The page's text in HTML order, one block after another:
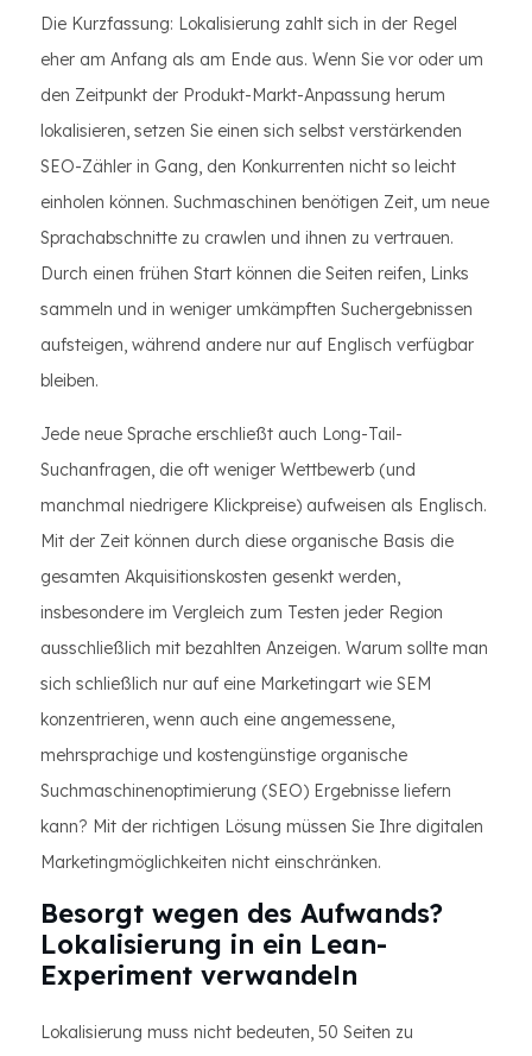
Die Kurzfassung: Lokalisierung zahlt sich in der Regel
eher am Anfang als am Ende aus. Wenn Sie vor oder um
den Zeitpunkt der Produkt-Markt-Anpassung herum
lokalisieren, setzen Sie einen sich selbst verstärkenden
SEO-Zähler in Gang, den Konkurrenten nicht so leicht
einholen können. Suchmaschinen benötigen Zeit, um neue
Sprachabschnitte zu crawlen und ihnen zu vertrauen.
Durch einen frühen Start können die Seiten reifen, Links
sammeln und in weniger umkämpften Suchergebnissen
aufsteigen, während andere nur auf Englisch verfügbar
bleiben.
Jede neue Sprache erschließt auch Long-Tail-
Suchanfragen, die oft weniger Wettbewerb (und
manchmal niedrigere Klickpreise) aufweisen als Englisch.
Mit der Zeit können durch diese organische Basis die
gesamten Akquisitionskosten gesenkt werden,
insbesondere im Vergleich zum Testen jeder Region
ausschließlich mit bezahlten Anzeigen. Warum sollte man
sich schließlich nur auf eine Marketingart wie SEM
konzentrieren, wenn auch eine angemessene,
mehrsprachige und kostengünstige organische
Suchmaschinenoptimierung (SEO) Ergebnisse liefern
kann? Mit der richtigen Lösung müssen Sie Ihre digitalen
Marketingmöglichkeiten nicht einschränken.
Besorgt wegen des Aufwands?
Lokalisierung in ein Lean-
Experiment verwandeln
Lokalisierung muss nicht bedeuten, 50 Seiten zu